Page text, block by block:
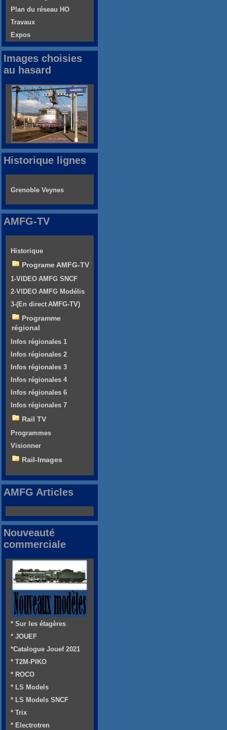
Plan du réseau HO
Travaux
Expos
Images choisies
au hasard
Historique lignes
Grenoble Veynes
AMFG-TV
Historique
Programe AMFG-TV
1-VIDEO AMFG SNCF
2-VIDEO AMFG Modélis
3-(En direct AMFG-TV)
Programme
régional
Infos régionales 1
Infos régionales 2
Infos régionales 3
Infos régionales 4
Infos régionales 6
Infos régionales 7
Rail TV
Programmes
Visionner
Rail-Images
AMFG Articles
Nouveauté
commerciale
* Sur les étagères
* JOUEF
*Catalogue Jouef 2021
* T2M-PIKO
* ROCO
* LS Models
* LS Models SNCF
* Trix
* Electrotren